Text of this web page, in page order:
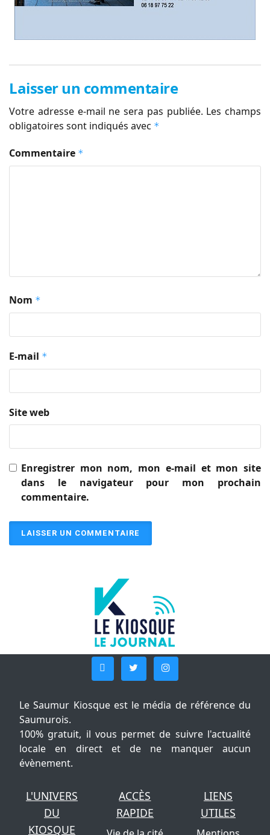
Laisser un commentaire
Votre adresse e-mail ne sera pas publiée. Les champs
obligatoires sont indiqués avec *
Commentaire *
Nom *
E-mail *
Site web
Enregistrer mon nom, mon e-mail et mon site
dans le navigateur pour mon prochain
commentaire.
Le Saumur Kiosque est le média de référence du
Saumurois.
100% gratuit, il vous permet de suivre l'actualité
locale en direct et de ne manquer aucun
évènement.
L'UNIVERS
DU
KIOSQUE
ACCÈS
RAPIDE
LIENS
UTILES